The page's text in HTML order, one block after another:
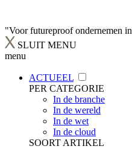
"Voor futureproof ondernemen
SLUIT MENU
menu
ACTUEEL
PER CATEGORIE
In de branche
In de wereld
In de wet
In de cloud
SOORT ARTIKEL